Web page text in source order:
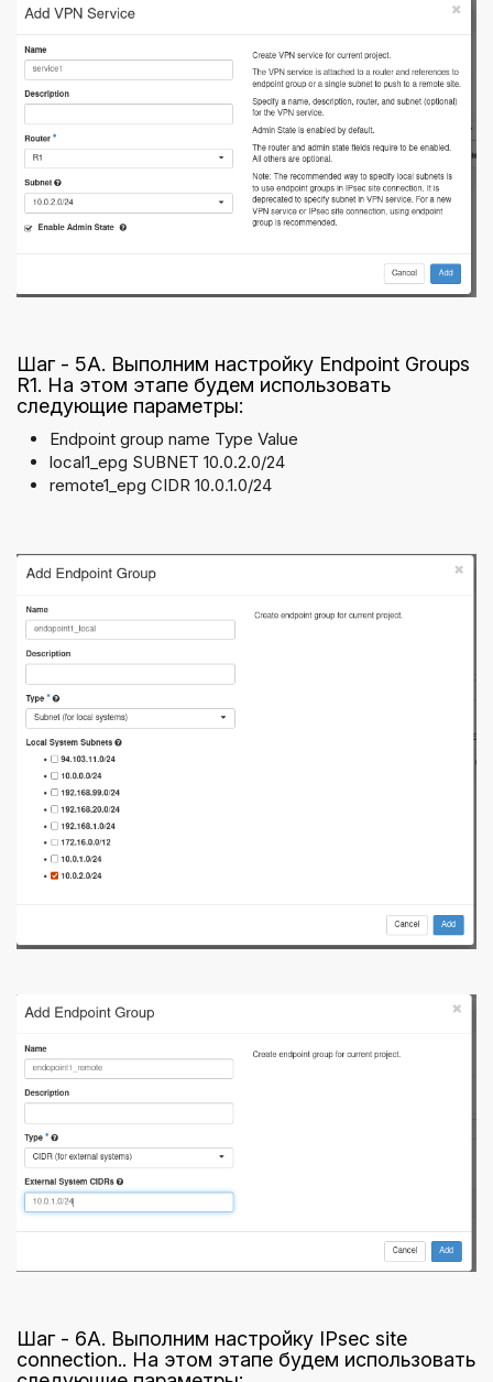
Шаг - 5A. Выполним настройку Endpoint Groups
R1. На этом этапе будем использовать
следующие параметры:
Endpoint group name Type Value
local1_epg SUBNET 10.0.2.0/24
remote1_epg CIDR 10.0.1.0/24
Шаг - 6A. Выполним настройку IPsec site
connection.. На этом этапе будем использовать